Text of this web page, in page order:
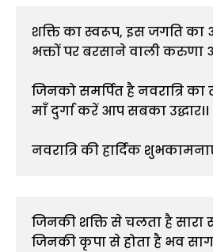
शक्ति का स्वरूप, इस जगति का
भक्तों पर बरसाने वाली करुणा
जिनको समर्पित है नवरात्रि का
माँ दुर्गा करें आप सबका उद्धार।।
नवरात्रि की हार्दिक
जिनकी शक्ति से चलता है सारा
जिनकी कृपा से होता है भव